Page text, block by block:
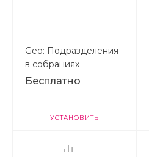
Geo: Подразделения
в собраниях
Бесплатно
УСТАНОВИТЬ